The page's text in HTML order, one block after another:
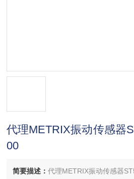
代理METRIX振动传感器
00
简要描述：代理METRIX振动传感器